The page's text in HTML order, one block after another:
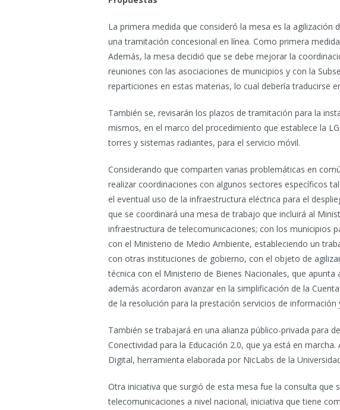
La primera medida que consideró la mesa es la
una tramitación concesional en línea. Como primera
Además, la mesa decidió que se debe mejorar la
reuniones con las asociaciones de municipios y con la
reparticiones en estas materias, lo cual debería traducirse
También se, revisarán los plazos de tramitación para la
mismos, en el marco del procedimiento que establece la
torres y sistemas radiantes, para el servicio móvil.
Considerando que comparten varias problemáticas en
realizar coordinaciones con algunos sectores específicos
el eventual uso de la infraestructura eléctrica para el
que se coordinará una mesa de trabajo que incluirá al
infraestructura de telecomunicaciones; con los municipios
con el Ministerio de Medio Ambiente, estableciendo un
con otras instituciones de gobierno, con el objeto de
técnica con el Ministerio de Bienes Nacionales, que
además acordaron avanzar en la simplificación de la
de la resolución para la prestación servicios de
También se trabajará en una alianza público-privada para
Conectividad para la Educación 2.0, que ya está en
Digital, herramienta elaborada por NicLabs de la
Otra iniciativa que surgió de esta mesa fue la consulta
telecomunicaciones a nivel nacional, iniciativa que tiene